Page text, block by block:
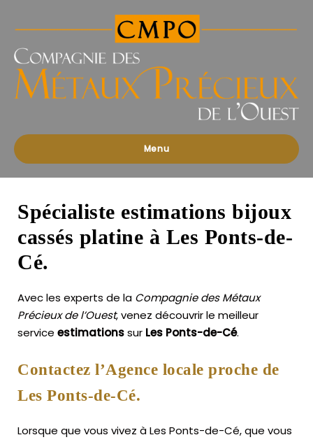
des
Précieux
l'Ouest
Menu
Spécialiste estimations bijoux
cassés platine à Les Ponts-de-
Cé.
Avec les experts de la Compagnie des Métaux
Précieux de l’Ouest, venez découvrir le meilleur
service estimationssur Les Ponts-de-Cé.
Contactez l’Agence locale proche de
Les Ponts-de-Cé.
Lorsque que vous vivez à Les Ponts-de-Cé, que vous